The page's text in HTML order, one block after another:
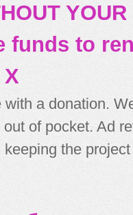
funds to
a donation.
of pocket. Ad
keeping the